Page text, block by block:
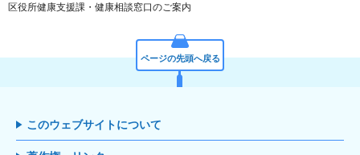
区役所健康支援課・健康相談窓口のご案内
ページの先頭へ戻る
このウェブサイトについて